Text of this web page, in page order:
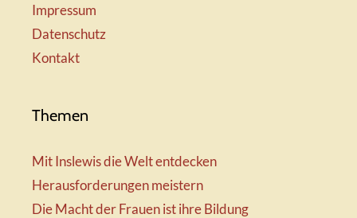
Impressum
Datenschutz
Kontakt
Themen
Mit Inslewis die Welt entdecken
Herausforderungen meistern
Die Macht der Frauen ist ihre Bildung